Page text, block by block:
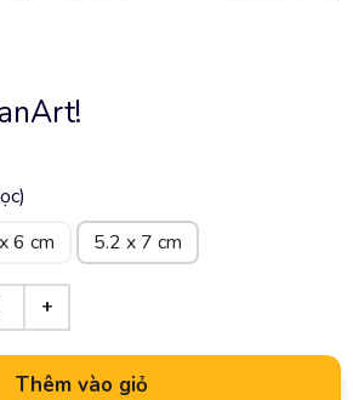
6 cm 5.2 x 7 cm
Thêm vào giỏ